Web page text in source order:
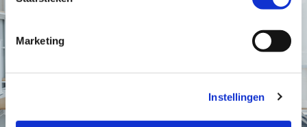
Marketing
Instellingen